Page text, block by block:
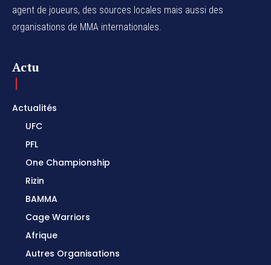
agent de joueurs, des sources locales mais aussi des
organisations de MMA internationales.
Actu
Actualités
UFC
PFL
One Championship
Rizin
BAMMA
Cage Warriors
Afrique
Autres Organisations